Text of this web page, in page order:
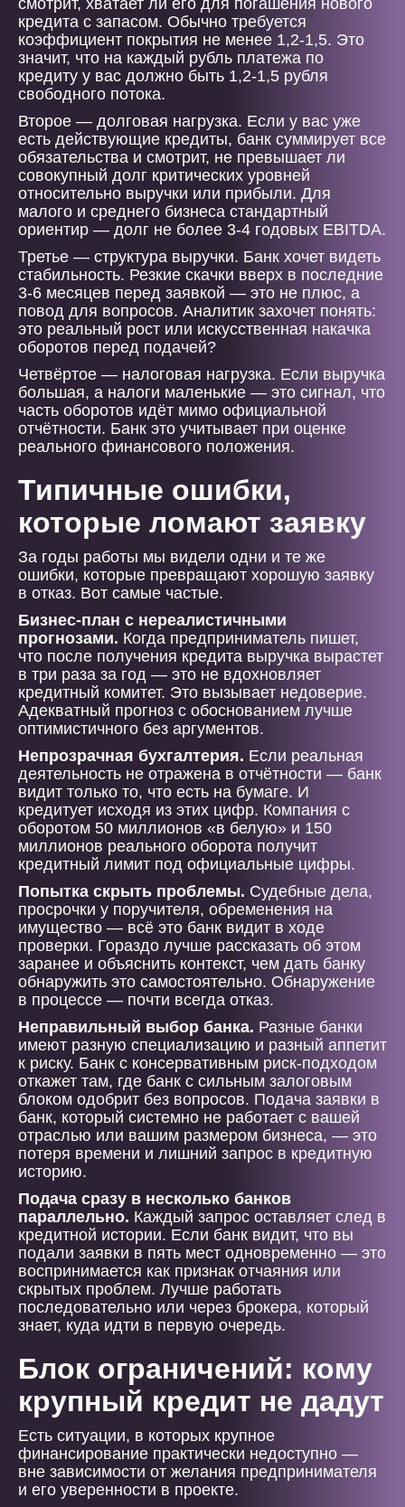
смотрит, хватает ли его для погашения нового
кредита с запасом. Обычно требуется
коэффициент покрытия не менее 1,2-1,5. Это
значит, что на каждый рубль платежа по
кредиту у вас должно быть 1,2-1,5 рубля
свободного потока.
Второе — долговая нагрузка. Если у вас уже
есть действующие кредиты, банк суммирует все
обязательства и смотрит, не превышает ли
совокупный долг критических уровней
относительно выручки или прибыли. Для
малого и среднего бизнеса стандартный
ориентир — долг не более 3-4 годовых EBITDA.
Третье — структура выручки. Банк хочет видеть
стабильность. Резкие скачки вверх в последние
3-6 месяцев перед заявкой — это не плюс, а
повод для вопросов. Аналитик захочет понять:
это реальный рост или искусственная накачка
оборотов перед подачей?
Четвёртое — налоговая нагрузка. Если выручка
большая, а налоги маленькие — это сигнал, что
часть оборотов идёт мимо официальной
отчётности. Банк это учитывает при оценке
реального финансового положения.
Типичные ошибки,
которые ломают заявку
За годы работы мы видели одни и те же
ошибки, которые превращают хорошую заявку
в отказ. Вот самые частые.
Бизнес-план с нереалистичными
прогнозами. Когда предприниматель пишет,
что после получения кредита выручка вырастет
в три раза за год — это не вдохновляет
кредитный комитет. Это вызывает недоверие.
Адекватный прогноз с обоснованием лучше
оптимистичного без аргументов.
Непрозрачная бухгалтерия. Если реальная
деятельность не отражена в отчётности — банк
видит только то, что есть на бумаге. И
кредитует исходя из этих цифр. Компания с
оборотом 50 миллионов «в белую» и 150
миллионов реального оборота получит
кредитный лимит под официальные цифры.
Попытка скрыть проблемы. Судебные дела,
просрочки у поручителя, обременения на
имущество — всё это банк видит в ходе
проверки. Гораздо лучше рассказать об этом
заранее и объяснить контекст, чем дать банку
обнаружить это самостоятельно. Обнаружение
в процессе — почти всегда отказ.
Неправильный выбор банка. Разные банки
имеют разную специализацию и разный аппетит
к риску. Банк с консервативным риск-подходом
откажет там, где банк с сильным залоговым
блоком одобрит без вопросов. Подача заявки в
банк, который системно не работает с вашей
отраслью или вашим размером бизнеса, — это
потеря времени и лишний запрос в кредитную
историю.
Подача сразу в несколько банков
параллельно. Каждый запрос оставляет след в
кредитной истории. Если банк видит, что вы
подали заявки в пять мест одновременно — это
воспринимается как признак отчаяния или
скрытых проблем. Лучше работать
последовательно или через брокера, который
знает, куда идти в первую очередь.
Блок ограничений: кому
крупный кредит не дадут
Есть ситуации, в которых крупное
финансирование практически недоступно —
вне зависимости от желания предпринимателя
и его уверенности в проекте.